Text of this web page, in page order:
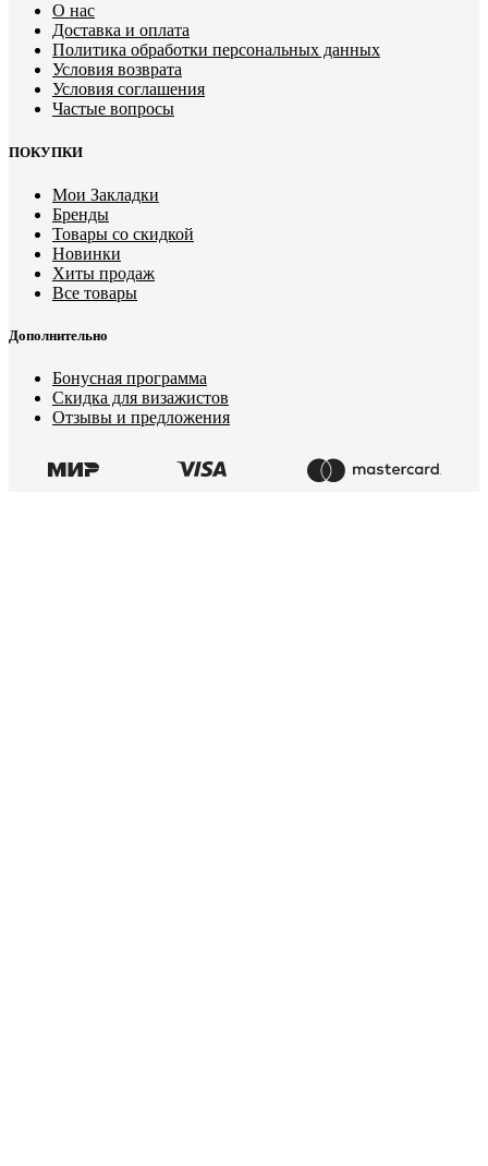
О нас
Доставка и оплата
Политика обработки персональных данных
Условия возврата
Условия соглашения
Частые вопросы
ПОКУПКИ
Мои Закладки
Бренды
Товары со скидкой
Новинки
Хиты продаж
Все товары
Дополнительно
Бонусная программа
Скидка для визажистов
Отзывы и предложения